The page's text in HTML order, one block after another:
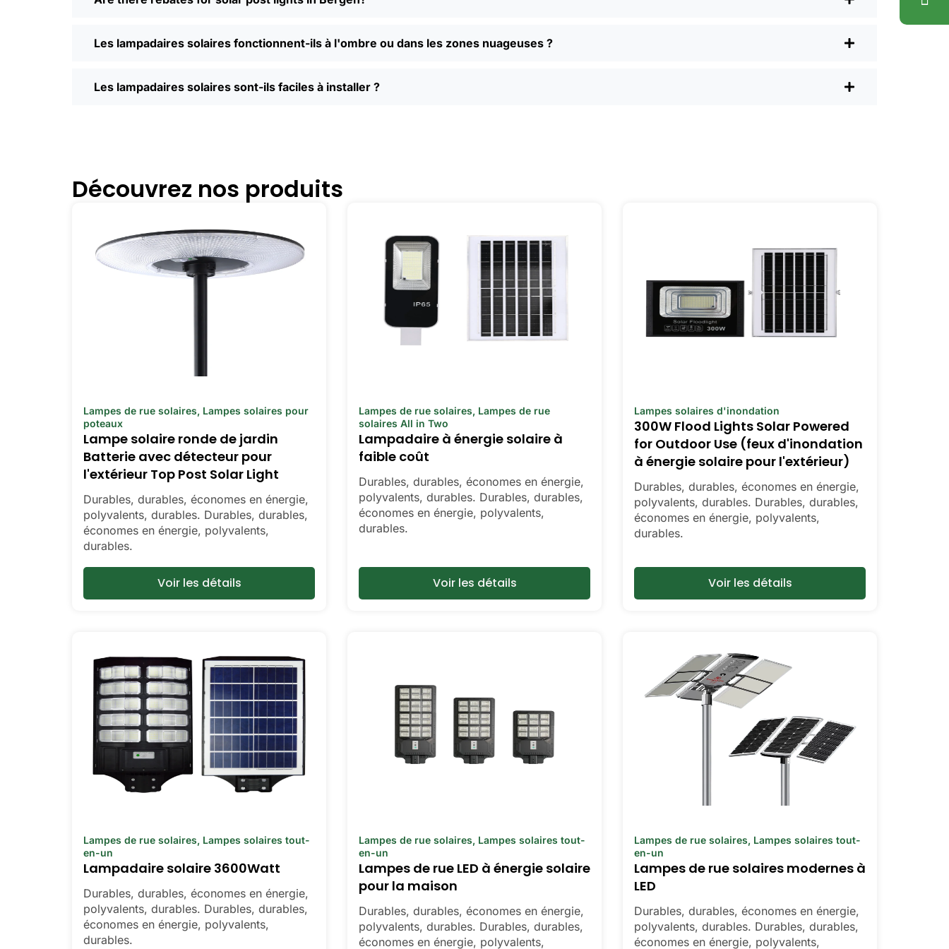
Pourquoi acheter des lampadaires solaires en ligne ?
so much easier—you can compare different models, read reviews from other folks in Bergen, and have them delivered right to your
propriété, les lampadaires solaires valent vraiment la peine d'être essayés. Je les ai recommandés à mes amis, à ma famille et même à
quelques entreprises locales. Une fois que vous aurez constaté leur facilité d'utilisation, vous vous demanderez probablement pourquoi
peu plus lumineuse, à l'intérieur comme à l'extérieur.
🛒 [Shop Now] | 📞 [Contact Customer Service] | 📍 Service Area : [mpg_area], [mpg_city]| 📍 Zone de service : [mpg_area], [mpg_city]
Les lampadaires solaires fonctionnent-ils à l'ombre ou dans les zones nuageuses ?
Les lampadaires solaires sont-ils faciles à installer ?
Découvrez nos produits
Lampes de rue solaires, Lampes solaires pour
poteaux
Lampe solaire ronde de jardin
Batterie avec détecteur pour
l'extérieur Top Post Solar Light
Durables, durables, économes en énergie,
polyvalents, durables. Durables, durables,
économes en énergie, polyvalents,
durables.
Voir les détails
Lampes de rue solaires, Lampes de rue
solaires All in Two
Lampadaire à énergie solaire à
faible coût
Durables, durables, économes en énergie,
polyvalents, durables. Durables, durables,
économes en énergie, polyvalents,
durables.
Voir les détails
Lampes solaires d'inondation
300W Flood Lights Solar Powered
for Outdoor Use (feux d'inondation
à énergie solaire pour l'extérieur)
Durables, durables, économes en énergie,
polyvalents, durables. Durables, durables,
économes en énergie, polyvalents,
durables.
Voir les détails
Lampes de rue solaires, Lampes solaires tout-
en-un
Lampadaire solaire 3600Watt
Durables, durables, économes en énergie,
polyvalents, durables. Durables, durables,
économes en énergie, polyvalents,
durables.
Lampes de rue solaires, Lampes solaires tout-
en-un
Lampes de rue LED à énergie solaire
pour la maison
Durables, durables, économes en énergie,
polyvalents, durables. Durables, durables,
économes en énergie, polyvalents,
Lampes de rue solaires, Lampes solaires tout-
en-un
Lampes de rue solaires modernes à
LED
Durables, durables, économes en énergie,
polyvalents, durables. Durables, durables,
économes en énergie, polyvalents,